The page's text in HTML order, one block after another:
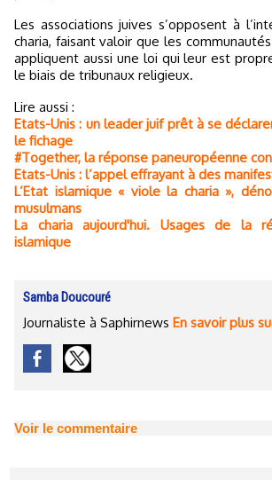
Les associations juives s’opposent à
charia, faisant valoir que les
appliquent aussi une loi qui leur est
le biais de tribunaux religieux.
Lire aussi :
Etats-Unis : un leader juif prêt à se
le fichage
#Together, la réponse paneuropéenne
Etats-Unis : l’appel effrayant à des
L’Etat islamique « viole la charia »,
musulmans
La charia aujourd'hui. Usages de la
islamique
Samba Doucouré
Journaliste à Saphirnews En savoir plus
Voir le commentaire